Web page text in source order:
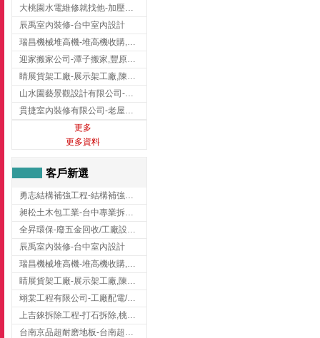
大桃園水電維修就找他-加壓馬達,抽水馬達,桃園水電行,中壢水電
辰禹室內裝修-台中室內設計
瑞昌機械堆高機-堆高機收購,新北市堆高機,桃園堆高機
迎家搬家公司-潭子搬家,豐原搬家,大雅搬家,大甲搬家,台中推薦搬家,台中搬家
睛展貨架工廠-展示架工廠,陳列架,台中展示架工廠
山水園藝景觀設計有限公司-景觀工程,景觀設計,新竹園藝工程,新竹景觀設計
貫捷室內裝修有限公司-老屋翻新工程,台中老屋翻新工程,台中舊屋翻新
更多
更多資料
客戶新選
勇志結構補強工程-結構補強工程 ,桃園結構補強工程,龍潭結構補強工程
昶松土木包工業-台中專業拆除工程/挖土機出租
全昇環保-廢五金回收/工廠設備收購/機械設備回收/高價收購廠房設備
辰禹室內裝修-台中室內設計
瑞昌機械堆高機-堆高機收購,新北市堆高機,桃園堆高機
睛展貨架工廠-展示架工廠,陳列架,台中展示架工廠
翊棠工程有限公司-工廠配電/高雄消防機電公司
上吉錸拆除工程-打石拆除,桃園打石拆除,桃園拆除工程
台南京品超耐磨地板-台南超耐磨地板